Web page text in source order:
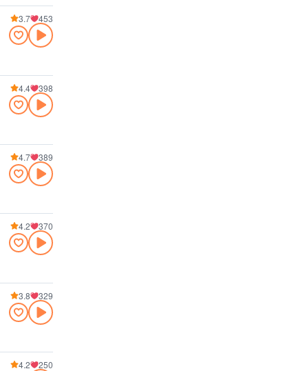
3.7 453
4.4 398
4.7 389
4.2 370
3.8 329
4.2 250